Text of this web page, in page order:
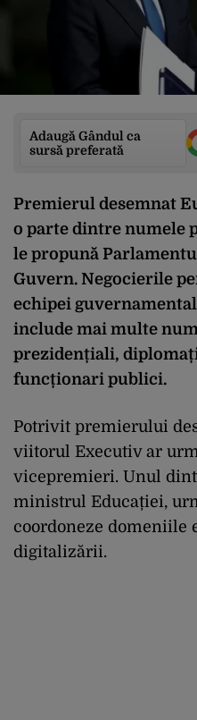
Adaugă Gândul ca
sursă preferată
Premierul desemnat
o parte dintre numele
le propună
Guvern. Negocierile
echipei
include mai multe
prezidențiali,
funcționari publici.
Potrivit premierului
viitorul Executiv ar
vicepremieri. Unul
ministrul Educației,
coordoneze domeniile
digitalizării.